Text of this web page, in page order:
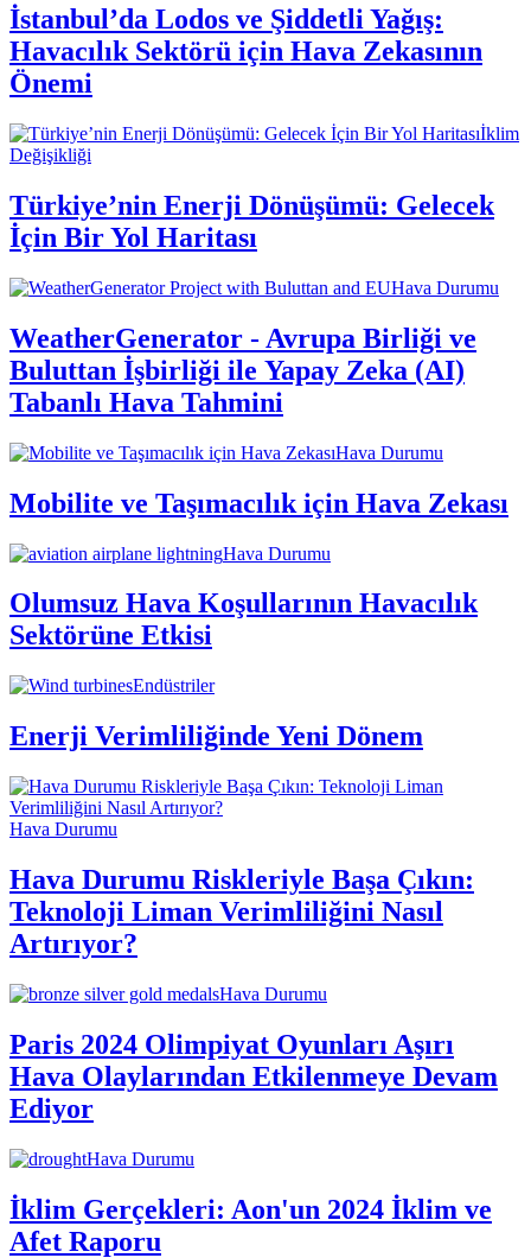
İstanbul’da Lodos ve Şiddetli Yağış:
Havacılık Sektörü için Hava Zekasının
Önemi
İklim
Değişikliği
Türkiye’nin Enerji Dönüşümü: Gelecek
İçin Bir Yol Haritası
Hava Durumu
WeatherGenerator - Avrupa Birliği ve
Buluttan İşbirliği ile Yapay Zeka (AI)
Tabanlı Hava Tahmini
Hava Durumu
Mobilite ve Taşımacılık için Hava Zekası
Hava Durumu
Olumsuz Hava Koşullarının Havacılık
Sektörüne Etkisi
Endüstriler
Enerji Verimliliğinde Yeni Dönem
Hava Durumu
Hava Durumu Riskleriyle Başa Çıkın:
Teknoloji Liman Verimliliğini Nasıl
Artırıyor?
Hava Durumu
Paris 2024 Olimpiyat Oyunları Aşırı
Hava Olaylarından Etkilenmeye Devam
Ediyor
Hava Durumu
İklim Gerçekleri: Aon'un 2024 İklim ve
Afet Raporu